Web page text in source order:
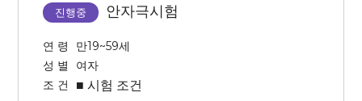
피해주세요!
안약 사용 불가합니다
모두 제품(스킨, 로션x)을 바르지 않은
상태에서 대기가 진행됩니다.
-시술 후 시술 부위에 붓기와 멍 등의
(물세안도 x)
적용에 따른 효과를 확인하는
시험이므로 시술 후 후 처지(진정, 관리
등)을 진행하지 않습니다.
진행중 안자극시험
연 령
만19~59세
성 별
여자
조 건
■ 시험 조건